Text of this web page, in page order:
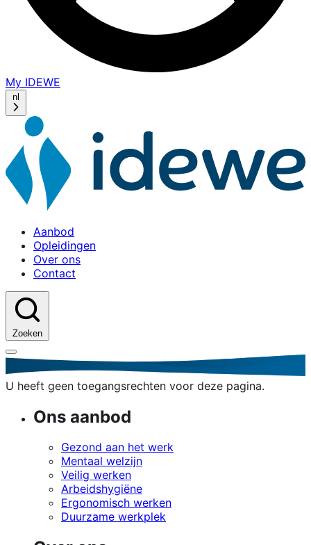
My IDEWE
window)
nl
Aanbod
Opleidingen
Over ons
Contact
Zoeken
U heeft geen toegangsrechten voor deze pagina.
Ons aanbod
Gezond aan het werk
Mentaal welzijn
Veilig werken
Arbeidshygiëne
Ergonomisch werken
Duurzame werkplek